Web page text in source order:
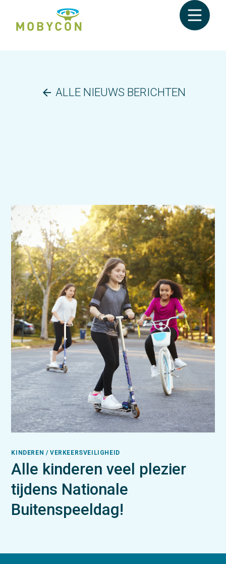
arrow_back ALLE NIEUWS BERICHTEN
KINDEREN / VERKEERSVEILIGHEID
Alle kinderen veel plezier
tijdens Nationale
Buitenspeeldag!